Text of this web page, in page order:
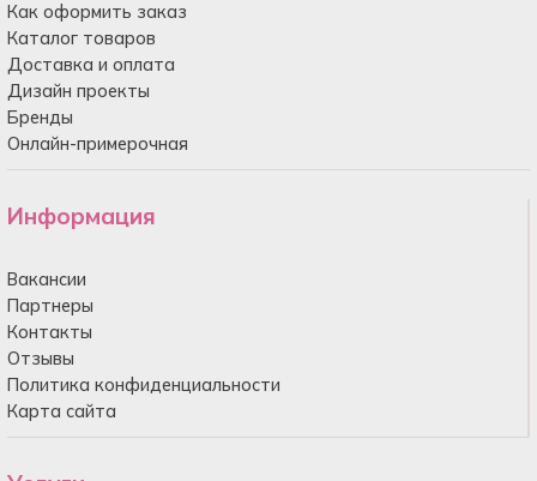
Как оформить заказ
Каталог товаров
Доставка и оплата
Дизайн проекты
Бренды
Онлайн-примерочная
Информация
Вакансии
Партнеры
Контакты
Отзывы
Политика конфиденциальности
Карта сайта